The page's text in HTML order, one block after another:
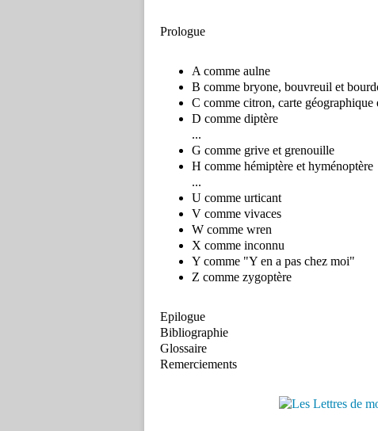
Prologue
A comme aulne
B comme bryone, bouvreuil et
C comme citron, carte géographique
D comme diptère
...
G comme grive et grenouille
H comme hémiptère et hyménoptère
...
U comme urticant
V comme vivaces
W comme wren
X comme inconnu
Y comme "Y en a pas chez moi"
Z comme zygoptère
Epilogue
Bibliographie
Glossaire
Remerciements